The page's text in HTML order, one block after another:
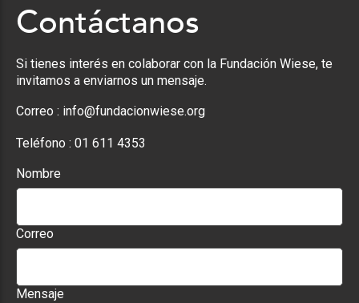
Contáctanos
Si tienes interés en colaborar con la Fundación Wiese, te
invitamos a enviarnos un mensaje.
Correo : info@fundacionwiese.org
Teléfono : 01 611 4353
Nombre
Correo
Mensaje